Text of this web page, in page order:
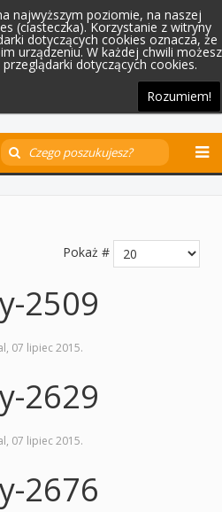
najwyższym poziomie, na naszej
(ciasteczka). Korzystanie z witryny
dotyczących cookies oznacza, że
urządzeniu. W każdej chwili możesz
dotyczących cookies.
Rozumiem!
Pokaż #
2509
07 lipiec 2015.
2629
07 lipiec 2015.
2676